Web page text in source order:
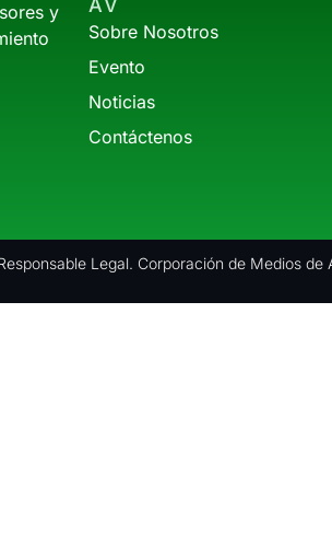
y
Sobre Nosotros
Evento
Noticias
Contáctenos
Legal. Corporación de Medios de